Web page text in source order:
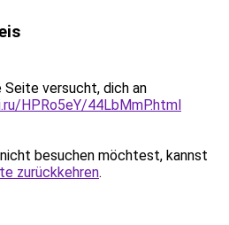
Seite versucht, dich an
HPRo5eY/44LbMmP.html
besuchen möchtest, kannst
zurückkehren.